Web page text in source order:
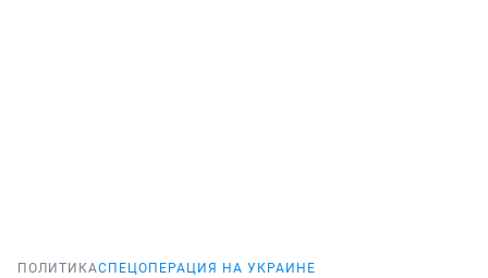
ПОЛИТИКАСПЕЦОПЕРАЦИЯ НА УКРАИНЕ